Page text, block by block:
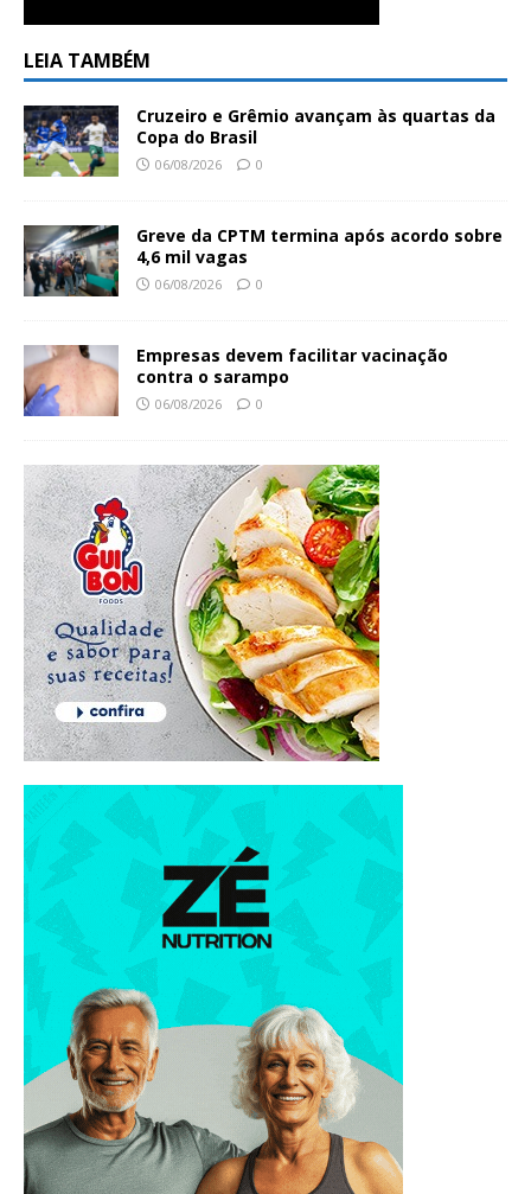
LEIA TAMBÉM
Cruzeiro e Grêmio avançam às quartas da
Copa do Brasil
06/08/2026 0
Greve da CPTM termina após acordo sobre
4,6 mil vagas
06/08/2026 0
Empresas devem facilitar vacinação
contra o sarampo
06/08/2026 0